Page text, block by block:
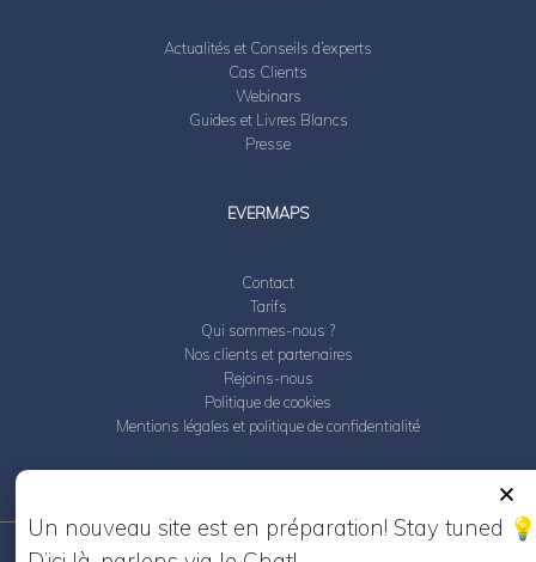
Actualités et Conseils d’experts
Cas Clients
Webinars
Guides et Livres Blancs
Presse
EVERMAPS
Contact
Tarifs
Qui sommes-nous ?
Nos clients et partenaires
Rejoins-nous
Politique de cookies
Mentions légales et politique de confidentialité
Un nouveau site est en préparation! Stay tuned